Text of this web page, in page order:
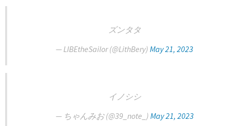
ズンタタ
— LIBEtheSailor (@LithBery) May 21, 2023
イノシシ
— ちゃんみお (@39_note_) May 21, 2023